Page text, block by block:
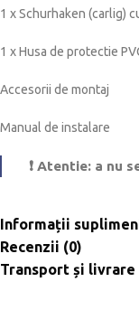
1 x Schurhaken (carlig)
1 x Husa de protectie
Accesorii de montaj
Manual de instalare
❗ Atentie: a nu
Informații
Recenzii (0)
Transport și livrare